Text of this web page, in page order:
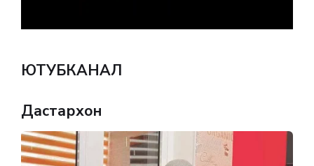
ЮТУБКАНАЛ
Дастархон